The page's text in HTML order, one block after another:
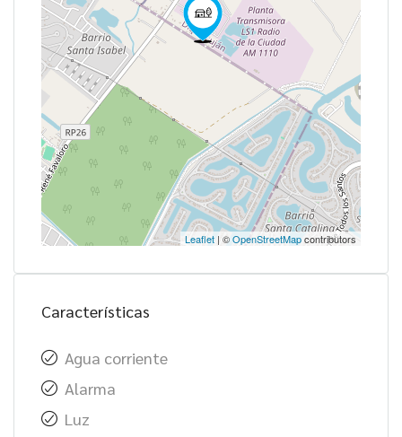
Leaflet | ©OpenStreetMapcontributors
Características
Agua corriente
Alarma
Luz